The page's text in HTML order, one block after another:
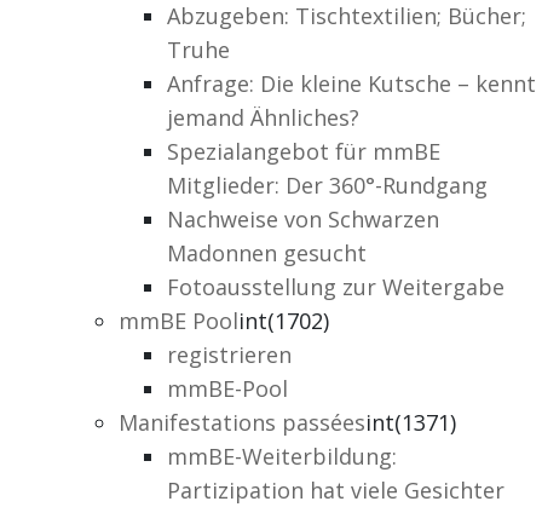
Abzugeben: Tischtextilien; Bücher;
Truhe
Anfrage: Die kleine Kutsche – kennt
jemand Ähnliches?
Spezialangebot für mmBE
Mitglieder: Der 360°-Rundgang
Nachweise von Schwarzen
Madonnen gesucht
Fotoausstellung zur Weitergabe
mmBE Poolint(1702)
registrieren
mmBE-Pool
Manifestations passéesint(1371)
mmBE-Weiterbildung:
Partizipation hat viele Gesichter